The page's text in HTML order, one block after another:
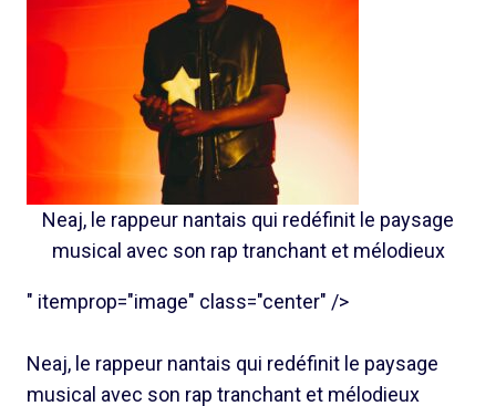
Neaj, le rappeur nantais qui redéfinit le paysage
musical avec son rap tranchant et mélodieux
" itemprop="image" class="center" />
Neaj, le rappeur nantais qui redéfinit le paysage
musical avec son rap tranchant et mélodieux